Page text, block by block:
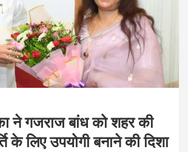
ने गजराज बांध को शहर की
के लिए उपयोगी बनाने की दिशा